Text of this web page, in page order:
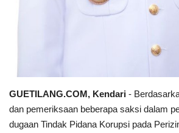
Kesehatan
GUETILANG.COM, Kendari -
dan pemeriksaan beberapa saksi dalam
dugaan Tindak Pidana Korupsi pada